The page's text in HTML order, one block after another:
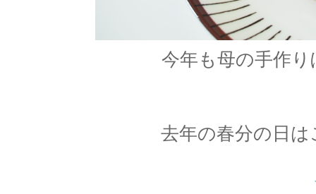
今年も母の手作
去年の春分の日